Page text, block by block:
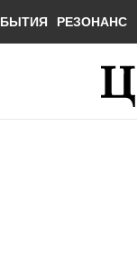
РЕЗОНАНС